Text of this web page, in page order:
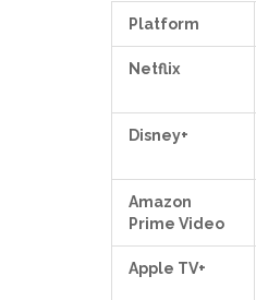
Platform
Netflix
Disney+
Amazon
Prime Video
Apple TV+